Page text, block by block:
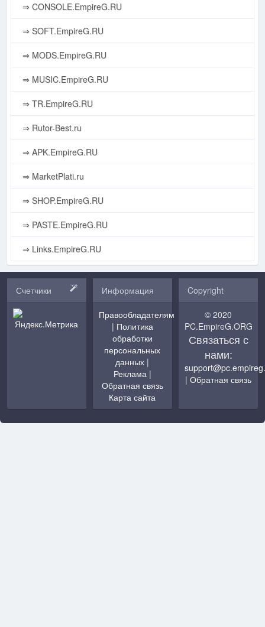
⇒ CONSOLE.EmpireG.RU
⇒ SOFT.EmpireG.RU
⇒ MODS.EmpireG.RU
⇒ MUSIC.EmpireG.RU
⇒ TR.EmpireG.RU
⇒ Rutor-Best.ru
⇒ APK.EmpireG.RU
⇒ MarketPlati.ru
⇒ SHOP.EmpireG.RU
⇒ PASTE.EmpireG.RU
⇒ Links.EmpireG.RU
Счетчики Информация
Правообладателям
| Политика
обработки
персональных
данных |
Реклама|
Обратная связь
Карта сайта
Copyright
© 2020
PC.EmpireG.ORG
Связаться с
нами:
|Обратная связь